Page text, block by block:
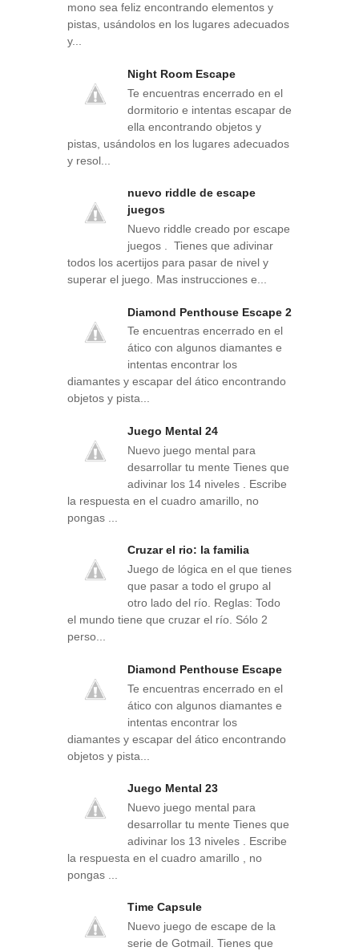
mono sea feliz encontrando elementos y
pistas, usándolos en los lugares adecuados
y...
Night Room Escape
Te encuentras encerrado en el
dormitorio e intentas escapar de
ella encontrando objetos y
pistas, usándolos en los lugares adecuados
y resol...
nuevo riddle de escape
juegos
Nuevo riddle creado por escape
juegos . Tienes que adivinar
todos los acertijos para pasar de nivel y
superar el juego. Mas instrucciones e...
Diamond Penthouse Escape 2
Te encuentras encerrado en el
ático con algunos diamantes e
intentas encontrar los
diamantes y escapar del ático encontrando
objetos y pista...
Juego Mental 24
Nuevo juego mental para
desarrollar tu mente Tienes que
adivinar los 14 niveles . Escribe
la respuesta en el cuadro amarillo, no
pongas ...
Cruzar el rio: la familia
Juego de lógica en el que tienes
que pasar a todo el grupo al
otro lado del río. Reglas: Todo
el mundo tiene que cruzar el río. Sólo 2
perso...
Diamond Penthouse Escape
Te encuentras encerrado en el
ático con algunos diamantes e
intentas encontrar los
diamantes y escapar del ático encontrando
objetos y pista...
Juego Mental 23
Nuevo juego mental para
desarrollar tu mente Tienes que
adivinar los 13 niveles . Escribe
la respuesta en el cuadro amarillo , no
pongas ...
Time Capsule
Nuevo juego de escape de la
serie de Gotmail. Tienes que